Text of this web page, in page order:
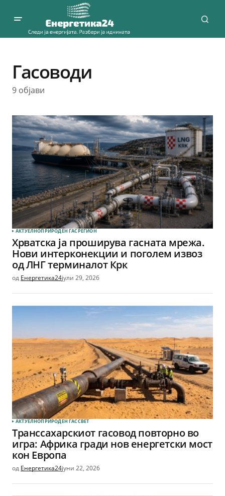
Гасоводи
9 објави
АКТУЕЛНОПРИРОДЕН ГАСРЕГИОН
Хрватска ја проширува гасната мрежа.
Нови интерконекции и поголем извоз
од ЛНГ терминалот Крк
од Енергетика24јули 29, 2026
АКТУЕЛНОПРИРОДЕН ГАССВЕТ
Транссахарскиот гасовод повторно во
игра: Африка гради нов енергетски мост
кон Европа
од Енергетика24јуни 22, 2026